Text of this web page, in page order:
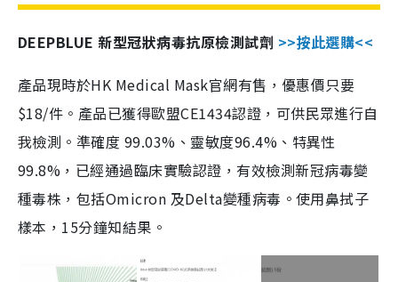
DEEPBLUE 新型冠狀病毒抗原檢測試劑 >>按此選購<<
產品現時於HK Medical Mask官網有售，優惠價只要
$18/件。產品已獲得歐盟CE1434認證，可供民眾進行自
我檢測。準確度 99.03%、靈敏度96.4%、特異性
99.8%，已經通過臨床實驗認證，有效檢測新冠病毒變
種毒株，包括Omicron 及Delta變種病毒。使用鼻拭子
樣本，15分鐘知結果。